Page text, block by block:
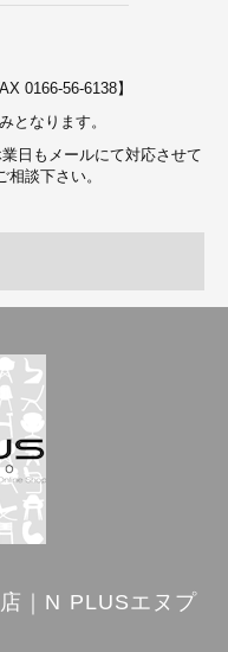
0166-56-6138】
となります。
日もメールにて対応させて
談下さい。
｜N PLUSエヌプ